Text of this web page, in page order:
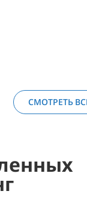
СМОТРЕТЬ